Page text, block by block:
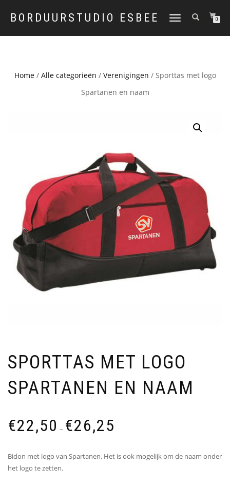
BORDUURSTUDIO ESBEE
TOGGLE
0
Home/ Alle categorieën / Verenigingen / Sporttas met logo
Spartanen en naam
SPORTTAS MET LOGO
SPARTANEN EN NAAM
€22,50 – €26,25
€26,25
Bidon met logo van Spartanen. Het is ook mogelijk om de naam onder
het logo te zetten.